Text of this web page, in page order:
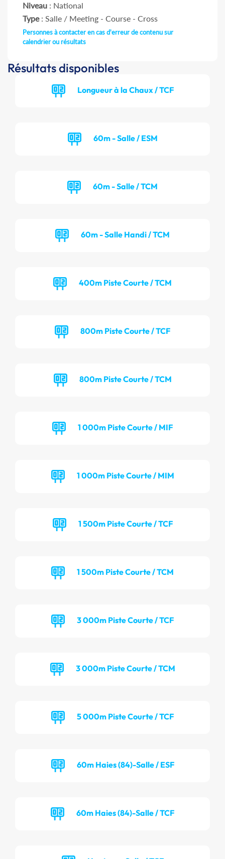
Niveau : National
Type: Salle / Meeting - Course - Cross
Personnes à contacter en cas d'erreur de contenu sur
calendrier ou résultats
Résultats disponibles
Longueur à la Chaux / TCF
60m - Salle / ESM
60m - Salle / TCM
60m - Salle Handi / TCM
400m Piste Courte / TCM
800m Piste Courte / TCF
800m Piste Courte / TCM
1 000m Piste Courte / MIF
1 000m Piste Courte / MIM
1 500m Piste Courte / TCF
1 500m Piste Courte / TCM
3 000m Piste Courte / TCF
3 000m Piste Courte / TCM
5 000m Piste Courte / TCF
60m Haies (84)-Salle / ESF
60m Haies (84)-Salle / TCF